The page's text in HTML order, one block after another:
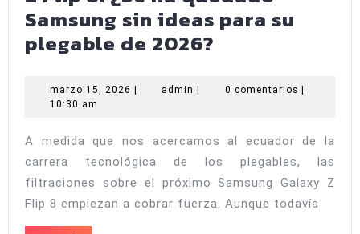
iPhone
Samsung sin ideas para su
plegable de 2026?
batería
Galaxy
Z
Flip
8:
marzo 15, 2026 marzo
| admin admin
| 0 comentarios |
10:30 am
A medida que nos acercamos al ecuador de la
carrera tecnológica de los plegables, las
filtraciones sobre el próximo Samsung Galaxy Z
Flip 8 empiezan a cobrar fuerza. Aunque todavía